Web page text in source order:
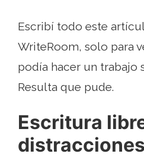
Escribí todo este
WriteRoom, solo para
podía hacer un trabajo
Resulta que pude.
Escritura
distracciones